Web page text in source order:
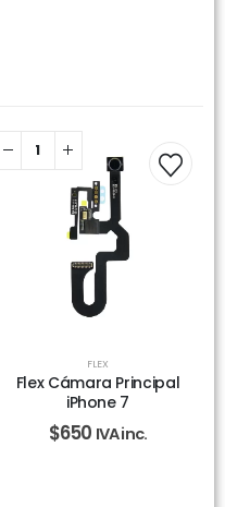
FLEX
Flex Cámara Principal
iPhone 7
$650 IVA inc.